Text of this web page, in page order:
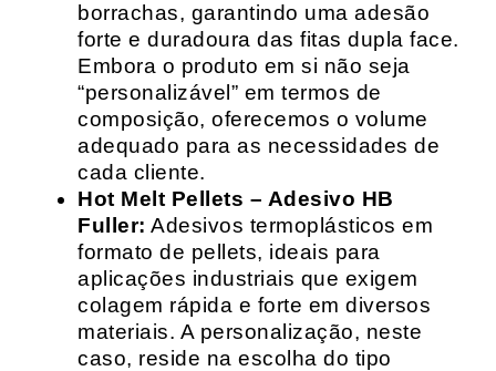
borrachas, garantindo uma adesão
forte e duradoura das fitas dupla face.
Embora o produto em si não seja
“personalizável” em termos de
composição, oferecemos o volume
adequado para as necessidades de
cada cliente.
Hot Melt Pellets – Adesivo HB
Fuller: Adesivos termoplásticos em
formato de pellets, ideais para
aplicações industriais que exigem
colagem rápida e forte em diversos
materiais. A personalização, neste
caso, reside na escolha do tipo